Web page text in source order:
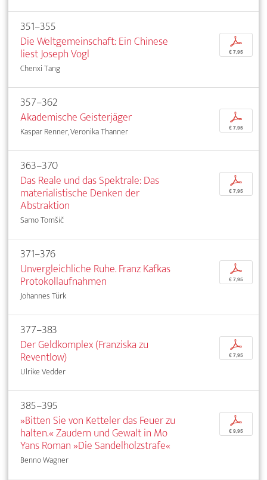
351–355
Die Weltgemeinschaft: Ein Chinese
liest Joseph Vogl
Chenxi Tang
p
€ 7,95
357–362
Akademische Geisterjäger
Kaspar Renner, Veronika Thanner
p
€ 7,95
363–370
Das Reale und das Spektrale: Das
materialistische Denken der
Abstraktion
Samo Tomšič
p
€ 7,95
371–376
Unvergleichliche Ruhe. Franz Kafkas
Protokollaufnahmen
Johannes Türk
p
€ 7,95
377–383
Der Geldkomplex (Franziska zu
Reventlow)
Ulrike Vedder
p
€ 7,95
385–395
»Bitten Sie von Ketteler das Feuer zu
halten.« Zaudern und Gewalt in Mo
Yans Roman »Die Sandelholzstrafe«
Benno Wagner
p
€ 9,95